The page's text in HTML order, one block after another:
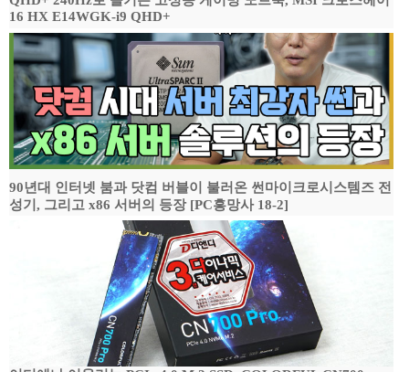
16 HX E14WGK-i9 QHD+
90년대 인터넷 붐과 닷컴 버블이 불러온 썬마이크로시스템즈 전
성기, 그리고 x86 서버의 등장 [PC흥망사 18-2]